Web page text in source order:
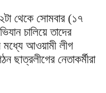
থেকে সোমবার (১৭
চালিয়ে তাদের
আওয়ামী লীগ
ছাত্রলীগের নেতাকর্মীরা